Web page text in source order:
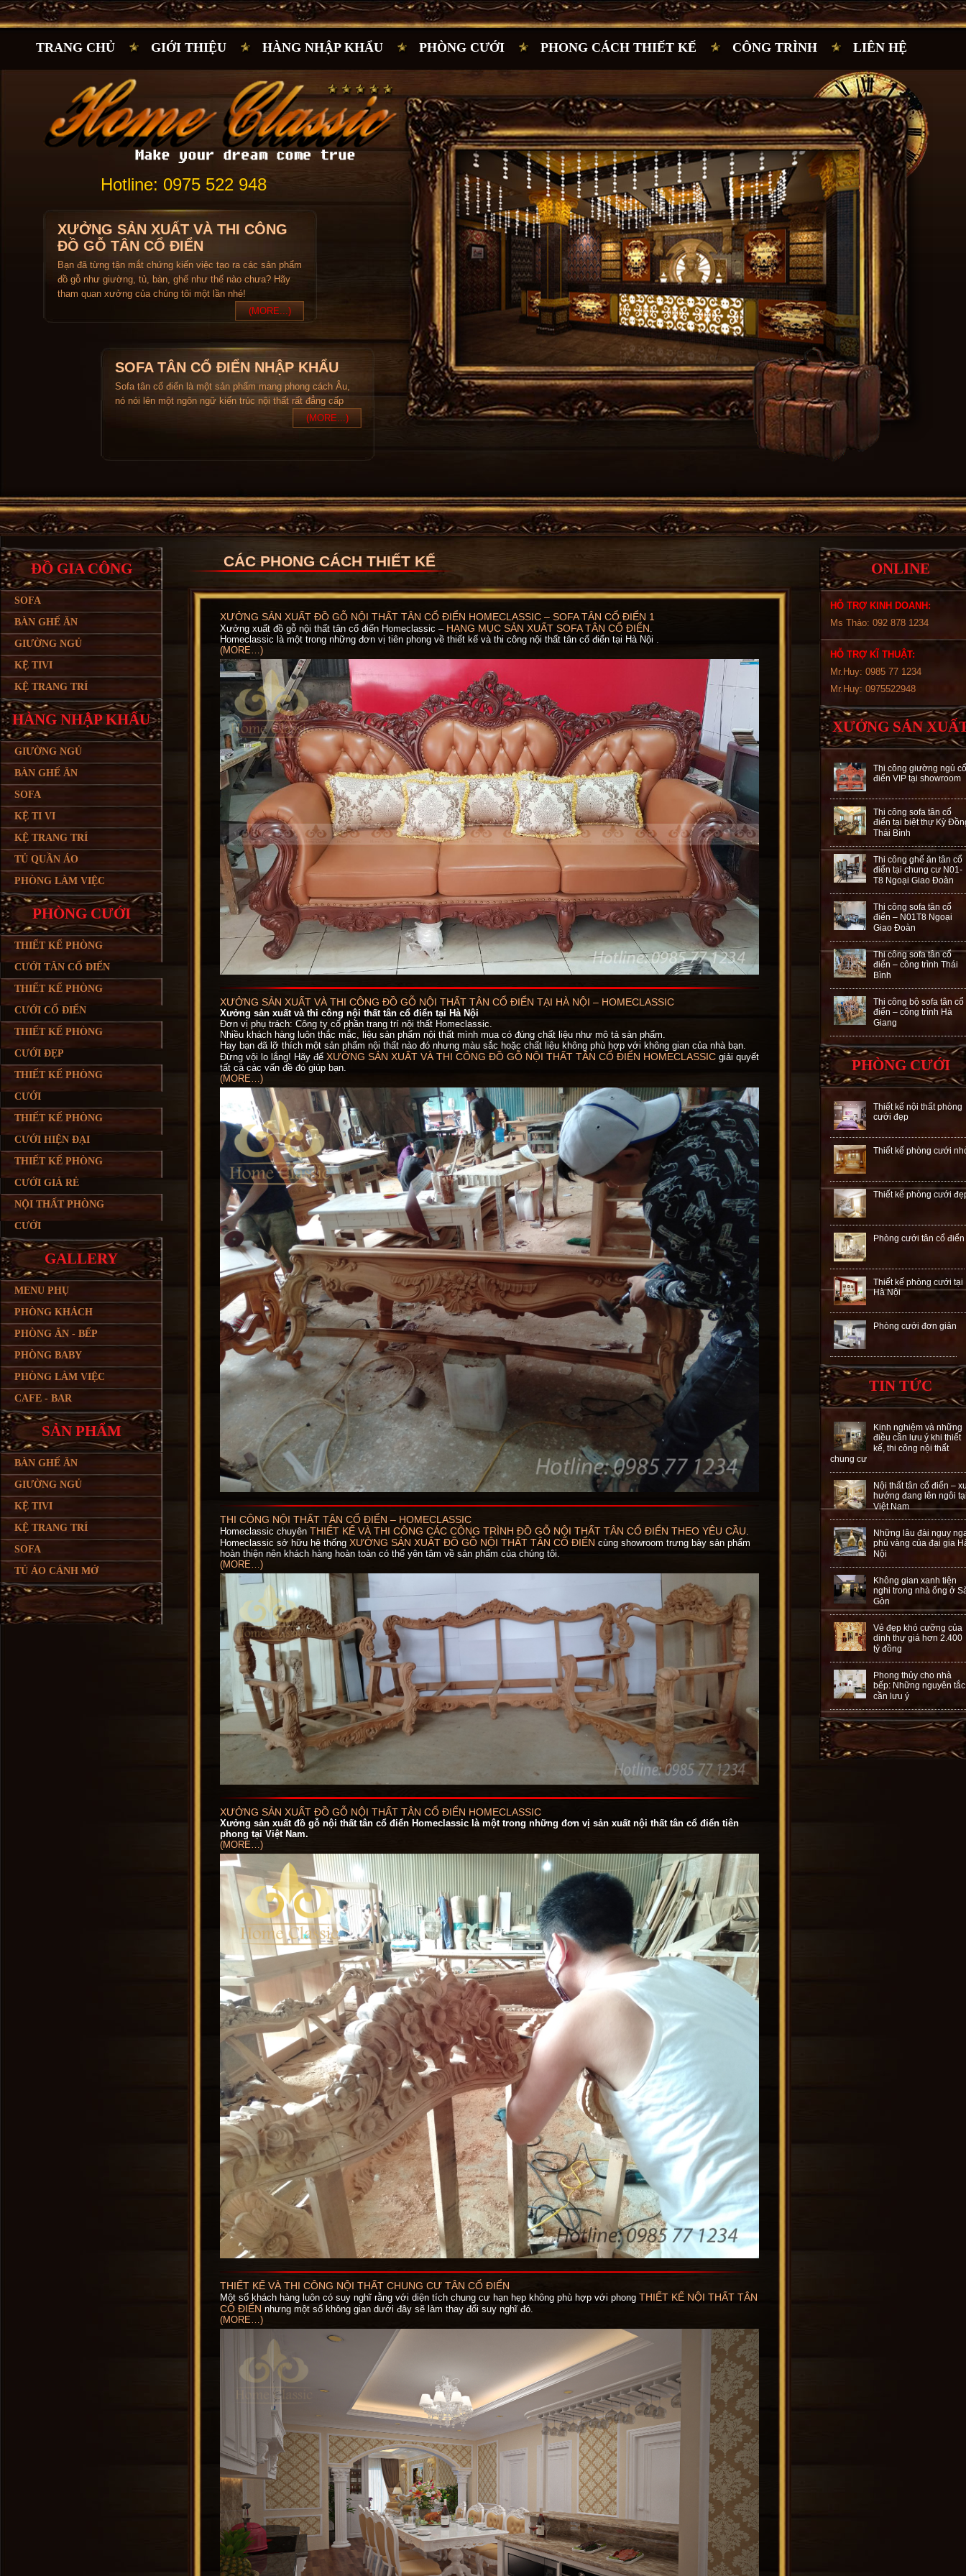
TRANG CHỦ GIỚI THIỆU HÀNG NHẬP KHẨU PHÒNG CƯỚI PHONG CÁCH THIẾT KẾ CÔNG TRÌNH LIÊN HỆ
Hotline: 0975 522 948
XƯỞNG SẢN XUẤT VÀ THI CÔNG
ĐỒ GỖ TÂN CỔ ĐIỂN
Bạn đã từng tận mắt chứng kiến việc tạo ra các sản phẩm
đồ gỗ như giường, tủ, bàn, ghế như thế nào chưa? Hãy
tham quan xưởng của chúng tôi một lần nhé!
(MORE...)
SOFA TÂN CỔ ĐIỂN NHẬP KHẨU
Sofa tân cổ điển là một sản phẩm mang phong cách Âu,
nó nói lên một ngôn ngữ kiến trúc nội thất rất đẳng cấp
(MORE...)
ĐỒ GIA CÔNG
SOFA
BÀN GHẾ ĂN
GIƯỜNG NGỦ
KỆ TIVI
KỆ TRANG TRÍ
HÀNG NHẬP KHẨU
GIƯỜNG NGỦ
BÀN GHẾ ĂN
SOFA
KỆ TI VI
KỆ TRANG TRÍ
TỦ QUẦN ÁO
PHÒNG LÀM VIỆC
PHÒNG CƯỚI
THIẾT KẾ PHÒNG
CƯỚI TÂN CỔ ĐIỂN
THIẾT KẾ PHÒNG
CƯỚI CỔ ĐIỂN
THIẾT KẾ PHÒNG
CƯỚI ĐẸP
THIẾT KẾ PHÒNG
CƯỚI
THIẾT KẾ PHÒNG
CƯỚI HIỆN ĐẠI
THIẾT KẾ PHÒNG
CƯỚI GIÁ RẺ
NỘI THẤT PHÒNG
CƯỚI
GALLERY
MENU PHỤ
PHÒNG KHÁCH
PHÒNG ĂN - BẾP
PHÒNG BABY
PHÒNG LÀM VIỆC
CAFE - BAR
SẢN PHẨM
BÀN GHẾ ĂN
GIƯỜNG NGỦ
KỆ TIVI
KỆ TRANG TRÍ
SOFA
TỦ ÁO CÁNH MỞ
CÁC PHONG CÁCH THIẾT KẾ
XƯỞNG SẢN XUẤT ĐỒ GỖ NỘI THẤT TÂN CỔ ĐIỂN HOMECLASSIC – SOFA TÂN CỔ ĐIỂN 1
Xưởng xuất đồ gỗ nội thất tân cổ điển Homeclassic – HẠNG MỤC SẢN XUẤT SOFA TÂN CỔ ĐIỂN.
Homeclassic là một trong những đơn vị tiên phong về thiết kế và thi công nội thất tân cổ điển tại Hà Nội .
(MORE…)
XƯỞNG SẢN XUẤT VÀ THI CÔNG ĐỒ GỖ NỘI THẤT TÂN CỔ ĐIỂN TẠI HÀ NỘI – HOMECLASSIC
Xưởng sản xuất và thi công nội thất tân cổ điển tại Hà Nội
Đơn vị phụ trách: Công ty cổ phần trang trí nội thất Homeclassic.
Nhiều khách hàng luôn thắc mắc, liệu sản phẩm nội thất mình mua có đúng chất liệu như mô tả sản phẩm.
Hay bạn đã lỡ thích một sản phẩm nội thất nào đó nhưng màu sắc hoặc chất liệu không phù hợp với không gian của nhà bạn.
Đừng vội lo lắng! Hãy để XƯỞNG SẢN XUẤT VÀ THI CÔNG ĐỒ GỖ NỘI THẤT TÂN CỔ ĐIỂN HOMECLASSIC giải quyết
tất cả các vấn đề đó giúp bạn.
(MORE…)
THI CÔNG NỘI THẤT TÂN CỔ ĐIỂN – HOMECLASSIC
Homeclassic chuyên THIẾT KẾ VÀ THI CÔNG CÁC CÔNG TRÌNH ĐỒ GỖ NỘI THẤT TÂN CỔ ĐIỂN THEO YÊU CẦU
Homeclassic sở hữu hệ thống XƯỞNG SẢN XUẤT ĐỒ GỖ NỘI THẤT TÂN CỔ ĐIỂN cùng showroom trưng bày sản phẩm
hoàn thiện nên khách hàng hoàn toàn có thể yên tâm về sản phẩm của chúng tôi.
(MORE…)
XƯỞNG SẢN XUẤT ĐỒ GỖ NỘI THẤT TÂN CỔ ĐIỂN HOMECLASSIC
Xưởng sản xuất đồ gỗ nội thất tân cổ điển Homeclassic là một trong những đơn vị sản xuất nội thất tân cổ điển tiên
phong tại Việt Nam.
(MORE…)
THIẾT KẾ VÀ THI CÔNG NỘI THẤT CHUNG CƯ TÂN CỔ ĐIỂN
Một số khách hàng luôn có suy nghĩ rằng với diện tích chung cư hạn hẹp không phù hợp với phong THIẾT KẾ NỘI THẤT TÂN
CỔ ĐIỂN nhưng một số không gian dưới đây sẽ làm thay đổi suy nghĩ đó.
(MORE…)
ONLINE
HỖ TRỢ KINH DOANH:
Ms Thảo: 092 878 1234
HỖ TRỢ KĨ THUẬT:
Mr.Huy: 0985 77 1234
Mr.Huy: 0975522948
XƯỞNG SẢN
Thi công giường ngủ cổ
điển VIP tại showroom
Thi công sofa tân cổ
điển tại biệt thự Kỳ
Thái Bình
Thi công ghế ăn tân cổ
điển tại chung cư N01-
T8 Ngoại Giao Đoàn
Thi công sofa tân cổ
điển – N01T8 Ngoại
Giao Đoàn
Thi công sofa tân cổ
điển – công trình Thái
Bình
Thi công bộ sofa tân cổ
điển – công trình Hà
Giang
PHÒNG CƯỚI
Thiết kế nội thất phòng
cưới đẹp
Thiết kế phòng cưới
Thiết kế phòng cưới
Phòng cưới tân cổ điển
Thiết kế phòng cưới tại
Hà Nội
Phòng cưới đơn giản
TIN TỨC
Kinh nghiệm và những
điều cần lưu ý khi thiết
kế, thi công nội thất
chung cư
Nội thất tân cổ điển –
hướng đang lên ngôi
Việt Nam
Những lâu đài nguy
phủ vàng của đại gia
Nội
Không gian xanh tiện
nghi trong nhà ống ở
Gòn
Vẻ đẹp khó cưỡng của
dinh thự giá hơn 2.400
tỷ đồng
Phong thủy cho nhà
bếp: Những nguyên tắc
cần lưu ý